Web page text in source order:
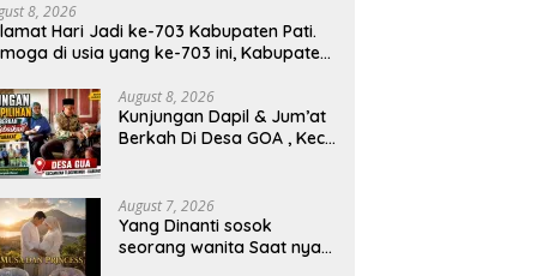
8, 2026
Hari Jadi ke-703 Kabupaten Pati.
di usia yang ke-703 ini, Kabupaten
daerah yang mampu memberikan
bagi seluruh
Semoga sinergi dan
yang telah terjalin semakin kuat
mewujudkan pembangunan yang
Dirgahayu Kabupaten Pati
703. Salam sedulur Pati Selawase.
August 8, 2026
Kunjungan Dapil & Jum’at
Berkah Di Desa GOA , Kec.
August 7, 2026
Yang Dinanti sosok
seorang wanita Saat nya